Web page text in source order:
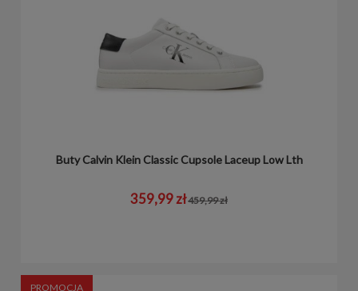
Buty Calvin Klein Classic Cupsole Laceup Low Lth
359,99 zł459,99 zł
PROMOCJA